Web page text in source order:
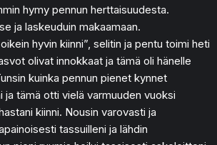
hymy pennun herttaisuudesta.
ja laskeuduin makaamaan.
hyvin kiinni”, selitin ja pentu toimi heti
olivat innokkaat ja tämä oli hänelle
kuinka pennun pienet kynnet
ja tämä otti vielä varmuuden vuoksi
kiinni. Nousin varovasti ja
tassuilleni ja lähdin